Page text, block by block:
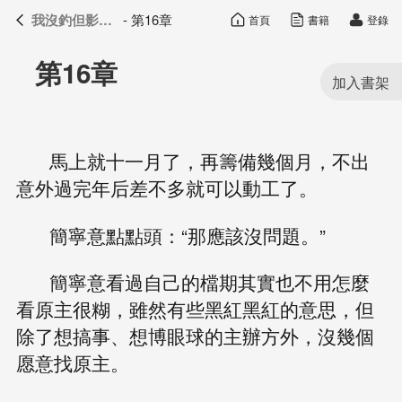
我沒釣但影帝真香了 目錄
第16章
馬上就十一月了，再籌備幾個月，不出
意外過完年后差不多就可以動工了。
簡寧意點點頭：“那應該沒問題。”
簡寧意看過自己的檔期其實也不用怎麼
看原主很糊，雖然有些黑紅黑紅的意思，但
除了想搞事、想博眼球的主辦方外，沒幾個
愿意找原主。
我沒釣但影帝真香了 - 第16章 首頁 書籍 登錄